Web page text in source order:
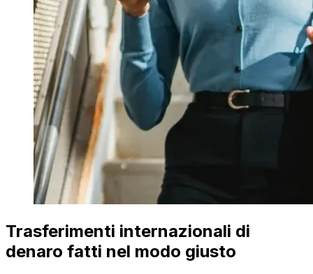
Trasferimenti internazionali di
denaro fatti nel modo giusto